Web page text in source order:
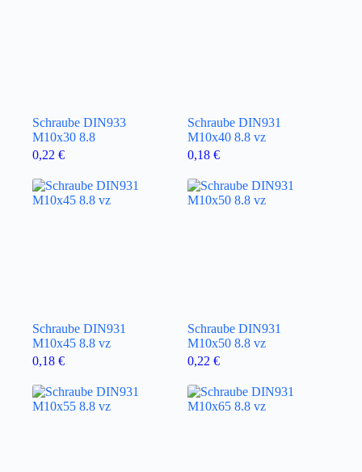
Schraube DIN933
M10x30 8.8
0,22 €
Schraube DIN931
M10x40 8.8 vz
0,18 €
Schraube DIN931
M10x45 8.8 vz
0,18 €
Schraube DIN931
M10x50 8.8 vz
0,22 €